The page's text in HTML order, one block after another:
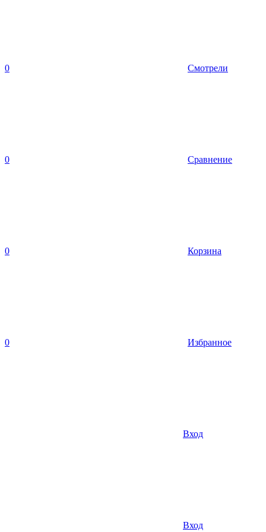
0 Смотрели
0 Сравнение
0 Корзина
0 Избранное
Вход
Вход